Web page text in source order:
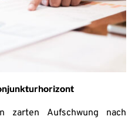
zarten Aufschwung nach